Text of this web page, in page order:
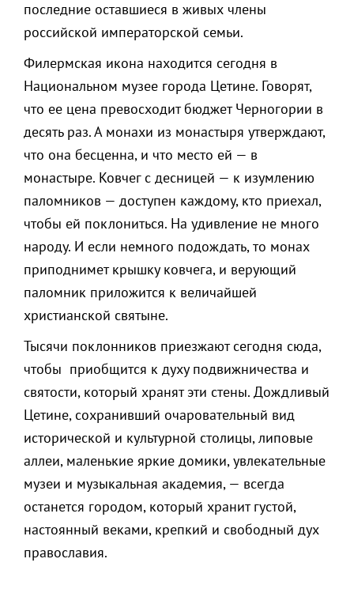
последние оставшиеся в живых члены
российской императорской семьи.
Филермская икона находится сегодня в
Национальном музее города Цетине. Говорят,
что ее цена превосходит бюджет Черногории в
десять раз. А монахи из монастыря утверждают,
что она бесценна, и что место ей — в
монастыре. Ковчег с десницей — к изумлению
паломников — доступен каждому, кто приехал,
чтобы ей поклониться. На удивление не много
народу. И если немного подождать, то монах
приподнимет крышку ковчега, и верующий
паломник приложится к величайшей
христианской святыне.
Тысячи поклонников приезжают сегодня сюда,
чтобы приобщится к духу подвижничества и
святости, который хранят эти стены. Дождливый
Цетине, сохранивший очаровательный вид
исторической и культурной столицы, липовые
аллеи, маленькие яркие домики, увлекательные
музеи и музыкальная академия, — всегда
останется городом, который хранит густой,
настоянный веками, крепкий и свободный дух
православия.